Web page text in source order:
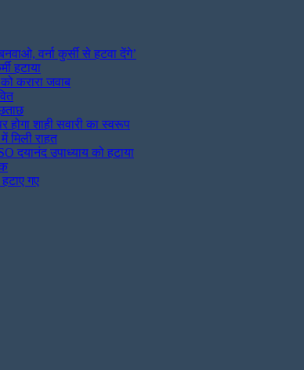
वर्ना कुर्सी से हटवा देंगे’
हटाया
करारा जवाब
होगा शाही सवारी का स्वरूप
मिली राहत
दयानंद उपाध्याय को हटाया
गए